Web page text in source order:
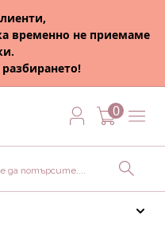
временно не приемаме
0